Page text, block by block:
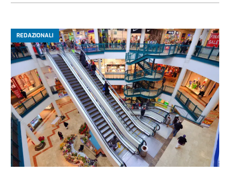
REDAZIONALI